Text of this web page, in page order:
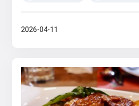
2026-04-11